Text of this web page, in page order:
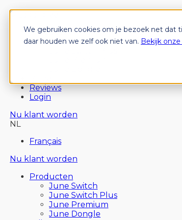
We gebruiken cookies om je bezoek net dat
daar houden we zelf ook niet van. Bekijk
Producten
June Switch
Reviews
Login
Nu klant worden
NL
Français
Nu klant worden
Producten
June Switch
June Switch Plus
June Premium
June Dongle